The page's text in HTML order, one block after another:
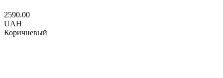
2590.00
UAH
Коричневый